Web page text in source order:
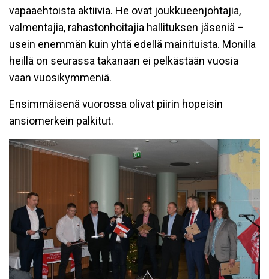
vapaaehtoista aktiivia. He ovat joukkueenjohtajia,
valmentajia, rahastonhoitajia hallituksen jäseniä –
usein enemmän kuin yhtä edellä mainituista. Monilla
heillä on seurassa takanaan ei pelkästään vuosia
vaan vuosikymmeniä.
Ensimmäisenä vuorossa olivat piirin hopeisin
ansiomerkein palkitut.